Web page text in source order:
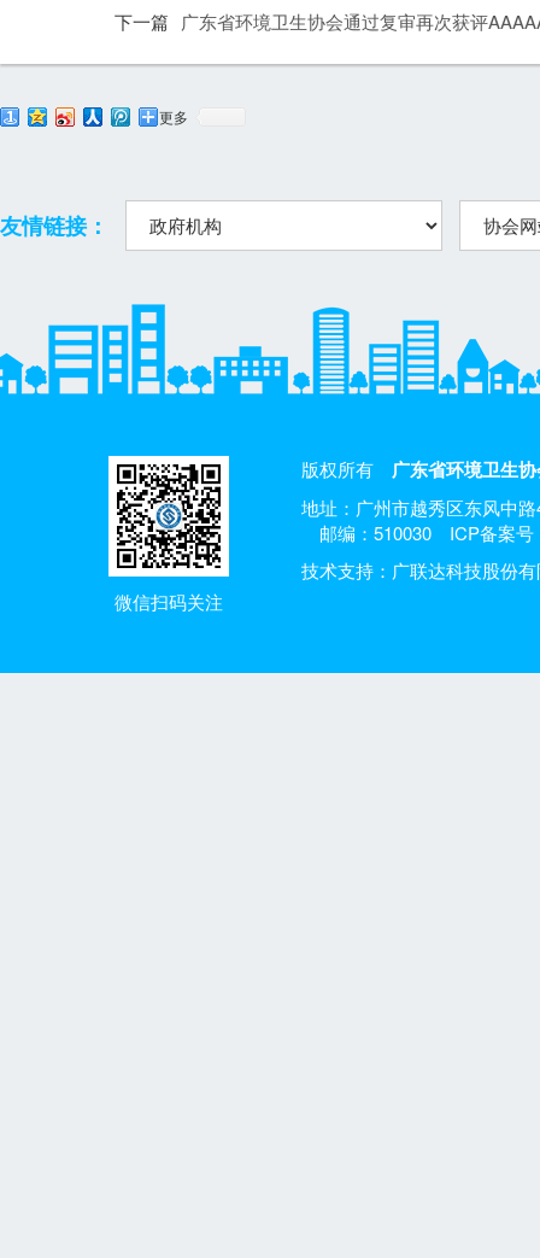
下一篇
广东省环境卫生协会通过复审再次获评
更多
友情链接：
微信扫码关注
版权所有 广东省环境卫生
地址：广州市越秀区东风中
邮编：510030
ICP备案号
技术支持：广联达科技股份